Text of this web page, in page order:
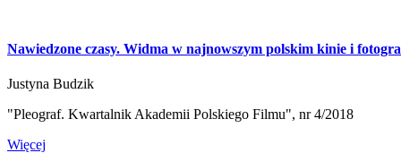
Nawiedzone czasy. Widma w najnowszym polskim kinie i
Justyna Budzik
"Pleograf. Kwartalnik Akademii Polskiego Filmu", nr 4/2018
Więcej